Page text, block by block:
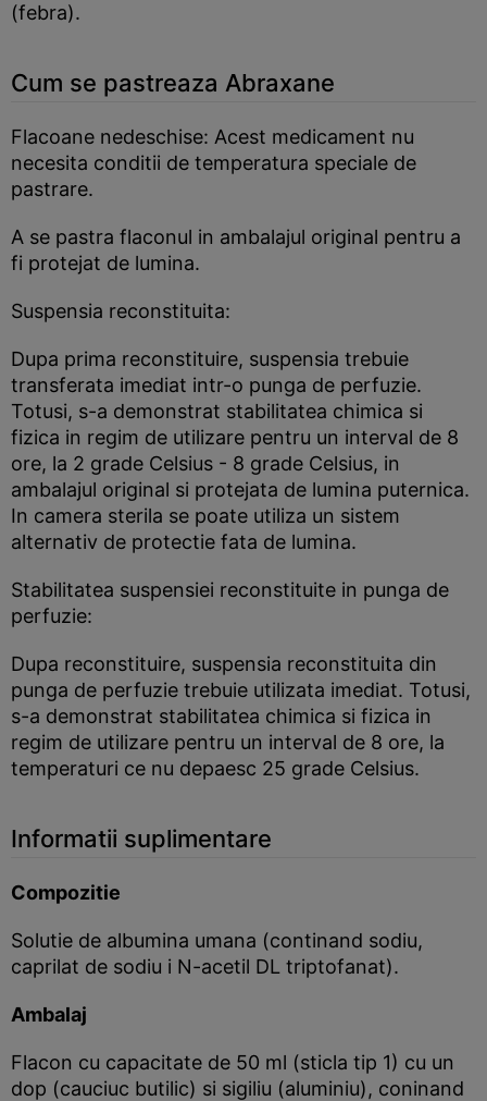
(febra).
Cum se pastreaza Abraxane
Flacoane nedeschise: Acest medicament nu
necesita conditii de temperatura speciale de
pastrare.
A se pastra flaconul in ambalajul original pentru a
fi protejat de lumina.
Suspensia reconstituita:
Dupa prima reconstituire, suspensia trebuie
transferata imediat intr-o punga de perfuzie.
Totusi, s-a demonstrat stabilitatea chimica si
fizica in regim de utilizare pentru un interval de 8
ore, la 2 grade Celsius - 8 grade Celsius, in
ambalajul original si protejata de lumina puternica.
In camera sterila se poate utiliza un sistem
alternativ de protectie fata de lumina.
Stabilitatea suspensiei reconstituite in punga de
perfuzie:
Dupa reconstituire, suspensia reconstituita din
punga de perfuzie trebuie utilizata imediat. Totusi,
s-a demonstrat stabilitatea chimica si fizica in
regim de utilizare pentru un interval de 8 ore, la
temperaturi ce nu depaesc 25 grade Celsius.
Informatii suplimentare
Compozitie
Solutie de albumina umana (continand sodiu,
caprilat de sodiu i N-acetil DL triptofanat).
Ambalaj
Flacon cu capacitate de 50 ml (sticla tip 1) cu un
dop (cauciuc butilic) si sigiliu (aluminiu), coninand